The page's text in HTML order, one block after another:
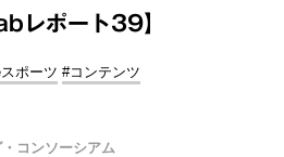
ポート39】
ポーツ #コンテンツ
コンソーシアム